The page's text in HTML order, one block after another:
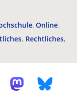
Online
Rechtliches